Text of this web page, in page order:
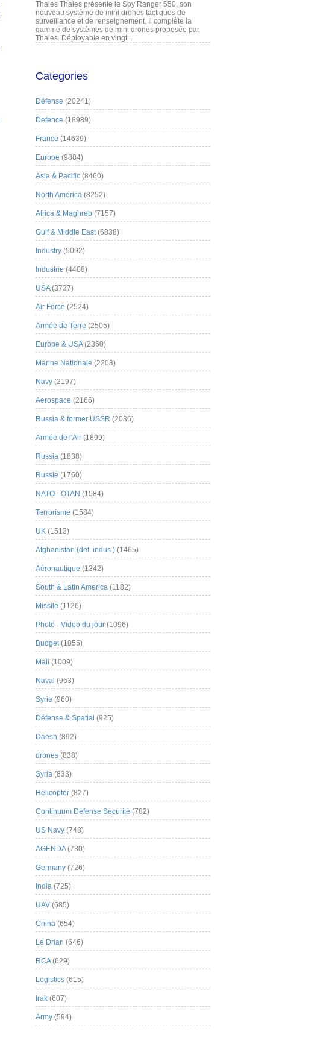
Thales Thales présente le Spy’Ranger 550, son
nouveau système de mini drones tactiques de
surveillance et de renseignement. Il complète la
gamme de systèmes de mini drones proposée par
Thales. Déployable en vingt...
Categories
Défense (20241)
Defence (18989)
France (14639)
Europe (9884)
Asia & Pacific (8460)
North America (8252)
Africa & Maghreb (7157)
Gulf & Middle East(6838)
Industry (5092)
Industrie (4408)
USA(3737)
Air Force (2524)
Armée de Terre (2505)
Europe & USA(2360)
Marine Nationale (2203)
Navy (2197)
Aerospace (2166)
Russia & former USSR (2036)
Armée de l'Air (1899)
Russia (1838)
Russie (1760)
NATO - OTAN (1584)
Terrorisme (1584)
UK (1513)
Afghanistan (def. indus.) (1465)
Aéronautique (1342)
South & Latin America (1182)
Missile (1126)
Photo - Video du jour (1096)
Budget(1055)
Mali (1009)
Naval (963)
Syrie (960)
Défense & Spatial (925)
Daesh (892)
drones (838)
Syria (833)
Helicopter (827)
Continuum Défense Sécurité (782)
US Navy (748)
AGENDA(730)
Germany (726)
India (725)
UAV (685)
China (654)
Le Drian (646)
RCA(629)
Logistics (615)
Irak (607)
Army (594)